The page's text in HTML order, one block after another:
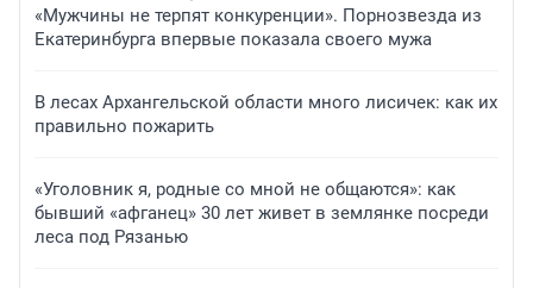
«Мужчины не терпят конкуренции». Порнозвезда из
Екатеринбурга впервые показала своего мужа
В лесах Архангельской области много лисичек: как их
правильно пожарить
«Уголовник я, родные со мной не общаются»: как
бывший «афганец» 30 лет живет в землянке посреди
леса под Рязанью